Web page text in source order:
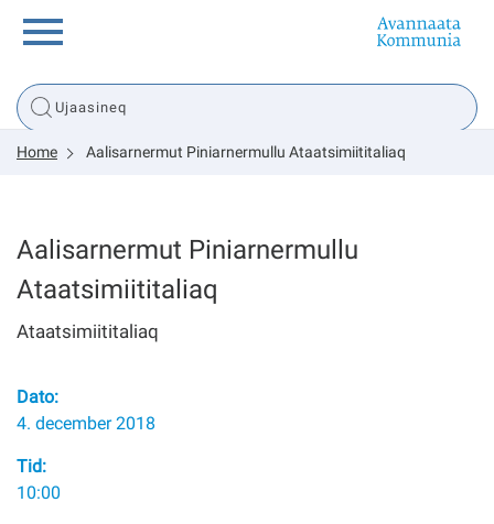
Innuttaasunut
Politikki
sullissivik.gl
Pilersaarutinut isaavik
Home Aalisarnermut Piniarnermullu Ataatsimiititaliaq
Aalisarnermut Piniarnermullu
Ataatsimiititaliaq
Ataatsimiititaliaq
Dato:
4. december 2018
Tid:
10:00